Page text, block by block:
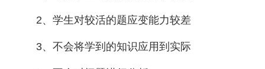
2、学生对较活的题应变能力较差
3、不会将学到的知识应用到实际